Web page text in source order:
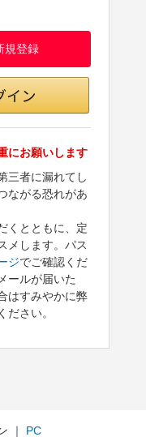
規登録
にお願いします
三者に漏れてし
ながる恐れがあ
くとともに、定
メします。パス
ジでご確認くだ
ールが届いた
はすみやかに弊
ださい。
｜ PC